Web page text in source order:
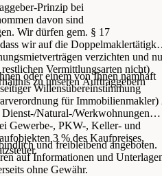
Prinzip bei
davon sind
Wir dürfen gem. § 17
wir auf die
verzichten und
Vermittlungsarten nicht)
zu unseren Auftraggebern
oder einem von Ihnen namhaft
Willensübereinstimmung
für Immobilienmakler)
Natural-/Werkwohnungen
Gewerbe-, PKW-, Keller- und
3 % des Kaufpreises,
und freibleibend angeboten.
auf Informationen und
ohne Gewähr.